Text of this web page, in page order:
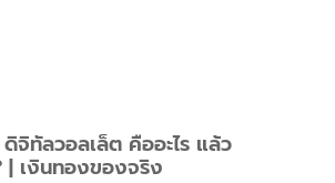
จิทัลวอลเล็ต คืออะไร แล้ว
เงินทองของจริง